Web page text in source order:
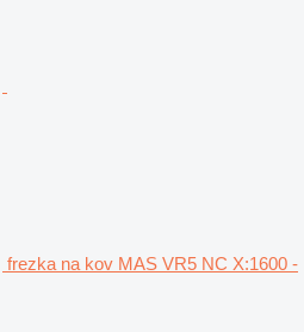
frezka na kov MAS VR5 NC X:1600 -